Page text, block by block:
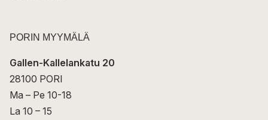
PORIN MYYMÄLÄ
Gallen-Kallelankatu 20
28100 PORI
Ma – Pe 10-18
La 10 – 15